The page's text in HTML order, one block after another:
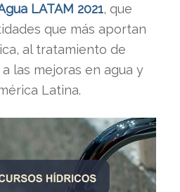
LATAM 2021, que
que más aportan
al tratamiento de
las mejoras en agua y
Latina.